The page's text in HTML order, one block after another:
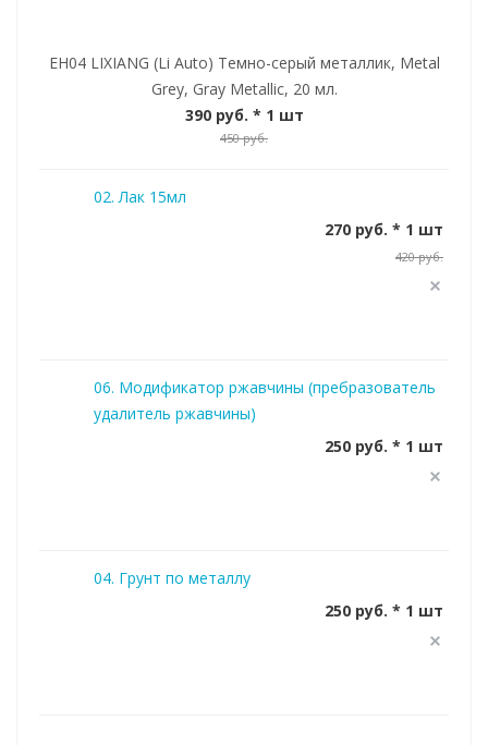
EH04 LIXIANG (Li Auto) Темно-серый металлик, Metal
Grey, Gray Metallic, 20 мл.
390 руб. * 1 шт
450 руб.
02. Лак 15мл
270 руб. * 1 шт
420 руб.
06. Модификатор ржавчины (пребразователь
удалитель ржавчины)
250 руб. * 1 шт
04. Грунт по металлу
250 руб. * 1 шт